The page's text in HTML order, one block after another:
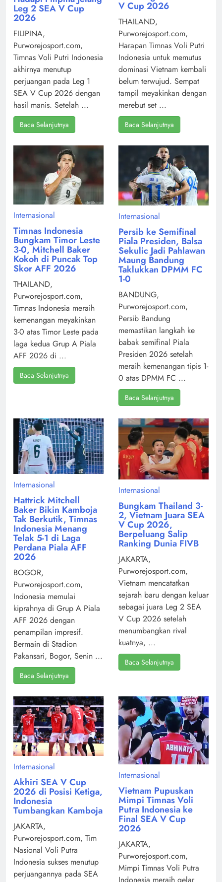
Leg 2 SEA V Cup
2026
FILIPINA,
Purworejosport.com,
Timnas Voli Putri Indonesia
akhirnya menutup
perjuangan pada Leg 1
SEA V Cup 2026 dengan
hasil manis. Setelah ...
Baca Selanjutnya
V Cup 2026
THAILAND,
Purworejosport.com,
Harapan Timnas Voli Putri
Indonesia untuk memutus
dominasi Vietnam kembali
belum terwujud. Sempat
tampil meyakinkan dengan
merebut set ...
Baca Selanjutnya
Internasional
Timnas Indonesia
Bungkam Timor Leste
3-0, Mitchell Baker
Kokoh di Puncak Top
Skor AFF 2026
THAILAND,
Purworejosport.com,
Timnas Indonesia meraih
kemenangan meyakinkan
3-0 atas Timor Leste pada
laga kedua Grup A Piala
AFF 2026 di ...
Baca Selanjutnya
Internasional
Persib ke Semifinal
Piala Presiden, Balsa
Sekulic Jadi Pahlawan
Maung Bandung
Taklukkan DPMM FC
1-0
BANDUNG,
Purworejosport.com,
Persib Bandung
memastikan langkah ke
babak semifinal Piala
Presiden 2026 setelah
meraih kemenangan tipis 1-
0 atas DPMM FC ...
Baca Selanjutnya
Internasional
Hattrick Mitchell
Baker Bikin Kamboja
Tak Berkutik, Timnas
Indonesia Menang
Telak 5-1 di Laga
Perdana Piala AFF
2026
BOGOR,
Purworejosport.com,
Indonesia memulai
kiprahnya di Grup A Piala
AFF 2026 dengan
penampilan impresif.
Bermain di Stadion
Pakansari, Bogor, Senin ...
Baca Selanjutnya
Internasional
Bungkam Thailand 3-
2, Vietnam Juara SEA
V Cup 2026,
Berpeluang Salip
Ranking Dunia FIVB
JAKARTA,
Purworejosport.com,
Vietnam mencatatkan
sejarah baru dengan keluar
sebagai juara Leg 2 SEA
V Cup 2026 setelah
menumbangkan rival
kuatnya, ...
Baca Selanjutnya
Internasional
Akhiri SEA V Cup
2026 di Posisi Ketiga,
Indonesia
Tumbangkan Kamboja
JAKARTA,
Purworejosport.com, Tim
Nasional Voli Putra
Indonesia sukses menutup
perjuangannya pada SEA
Internasional
Vietnam Pupuskan
Mimpi Timnas Voli
Putra Indonesia ke
Final SEA V Cup
2026
JAKARTA,
Purworejosport.com,
Mimpi Timnas Voli Putra